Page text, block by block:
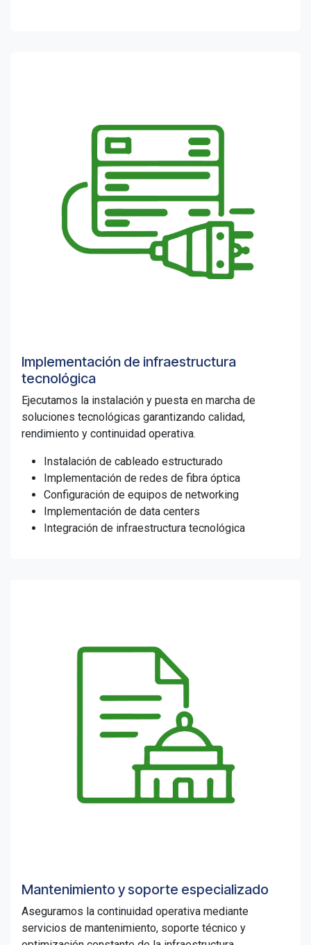
Implementación de infraestructura
tecnológica
Ejecutamos la instalación y puesta en marcha de
soluciones tecnológicas garantizando calidad,
rendimiento y continuidad operativa.
Instalación de cableado estructurado
Implementación de redes de fibra óptica
Configuración de equipos de networking
Implementación de data centers
Integración de infraestructura tecnológica
Mantenimiento y soporte especializado
Aseguramos la continuidad operativa mediante
servicios de mantenimiento, soporte técnico y